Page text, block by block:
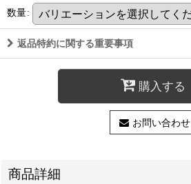
数量:
返品特約に関する重要事項
購入する
お問い合わせ
商品詳細